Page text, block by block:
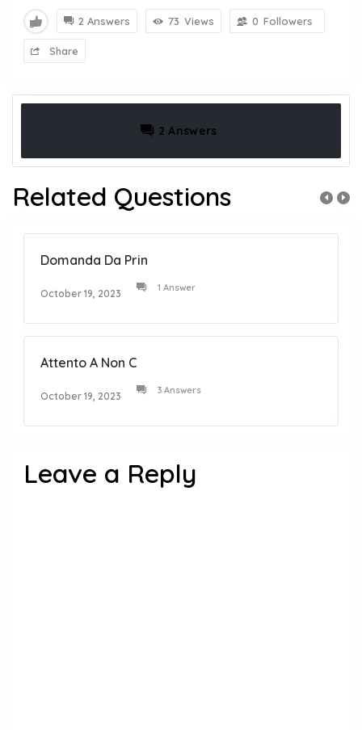
2 Answers 73 Views 0 Followers
Share
2 Answers
Related Questions
Domanda Da Prin
October 19, 2023 1 Answer
Attento A Non C
October 19, 2023 3 Answers
Leave a Reply